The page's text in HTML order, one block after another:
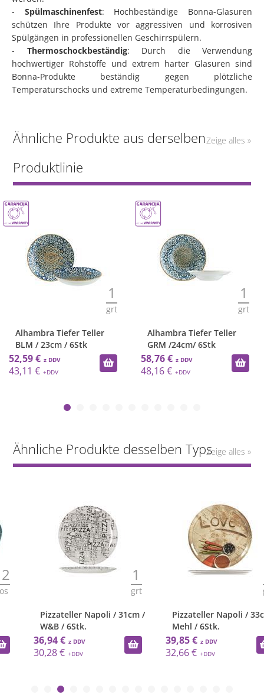
- Spülmaschinenfest: Hochbeständige Bonna-Glasuren
schützen Ihre Produkte vor aggressiven und korrosiven
Spülgängen in professionellen Geschirrspülern.
- Thermoschockbeständig: Durch die Verwendung
hochwertiger Rohstoffe und extrem harter Glasuren sind
Bonna-Produkte beständig gegen plötzliche
Temperaturschocks und extreme Temperaturbedingungen.
Ähnliche Produkte aus derselben
Produktlinie
Zeige alles »
1
grt
Alhambra Tiefer Teller
BLM / 23cm / 6Stk
52,59 €
43,11 €
1
grt
Alhambra Tiefer Teller
GRM /24cm/ 6Stk
58,76 €
48,16 €
Ähnliche Produkte desselben TypsZeige alles »
1
Pizzateller Napoli / 31cm /
W&B / 6Stk.
36,94 €
30,28 €
1
Pizzateller Napoli / 33cm /
Mehl / 6Stk.
39,85 €
32,66 €